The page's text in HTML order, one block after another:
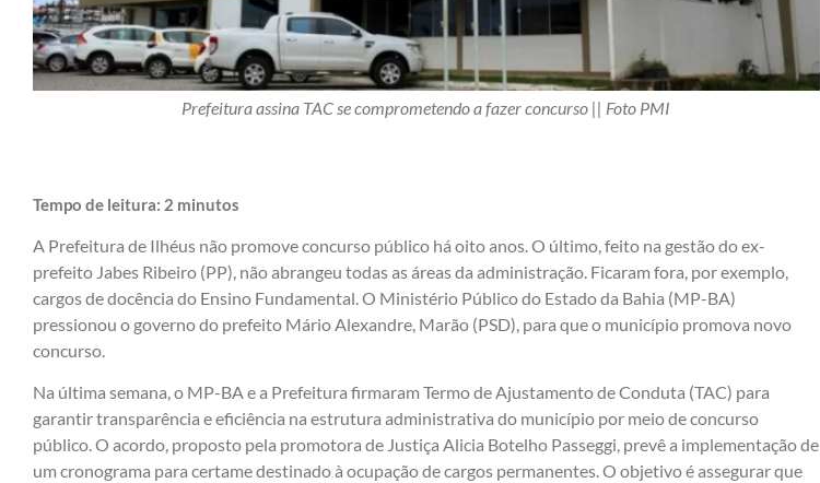
Prefeitura assina TAC se comprometendo a fazer concurso || Foto PMI
Tempo de leitura: 2 minutos
A Prefeitura de Ilhéus não promove concurso público há oito anos. O último, feito na gestão do ex-
prefeito Jabes Ribeiro (PP), não abrangeu todas as áreas da administração. Ficaram fora, por exemplo,
cargos de docência do Ensino Fundamental. O Ministério Público do Estado da Bahia (MP-BA)
pressionou o governo do prefeito Mário Alexandre, Marão (PSD), para que o município promova novo
concurso.
Na última semana, o MP-BA e a Prefeitura firmaram Termo de Ajustamento de Conduta (TAC) para
garantir transparência e eficiência na estrutura administrativa do município por meio de concurso
público. O acordo, proposto pela promotora de Justiça Alicia Botelho Passeggi, prevê a implementação de
um cronograma para certame destinado à ocupação de cargos permanentes. O objetivo é assegurar que